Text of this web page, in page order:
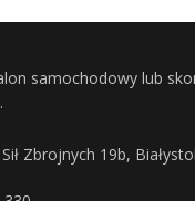
samochodowy lub
Zbrojnych 19b,